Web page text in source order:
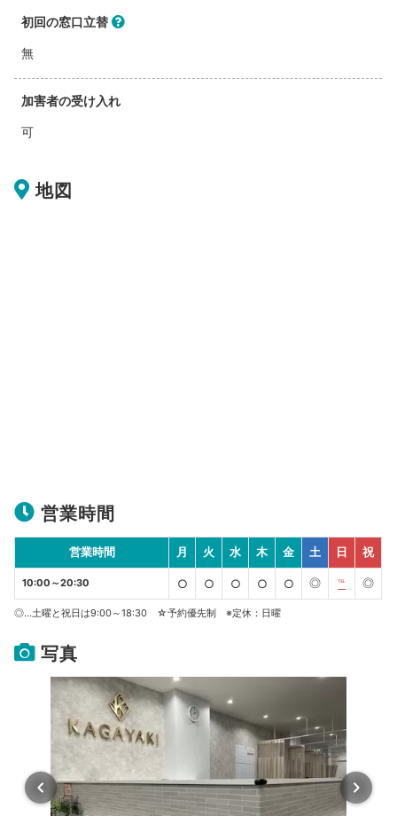
初回の窓口立替
無
加害者の受け入れ
可
地図
営業時間
営業時間 月 火 水 木 金 土 日 祝
10:00～20:30 ○ ○ ○ ○ ○ ◎ ℡ ◎
◎…土曜と祝日は9:00～18:30 ☆予約優先制 ※定休：日曜
写真